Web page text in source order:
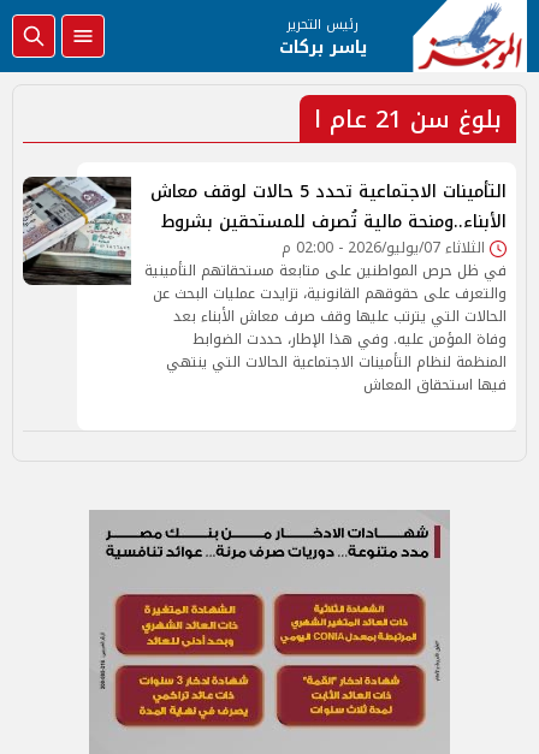
رئيس التحرير
ياسر بركات
بلوغ سن 21 عام ا
التأمينات الاجتماعية تحدد 5 حالات لوقف معاش
الأبناء..ومنحة مالية تُصرف للمستحقين بشروط
الثلاثاء 07/يوليو/2026 - 02:00 م
في ظل حرص المواطنين على متابعة مستحقاتهم التأمينية
والتعرف على حقوقهم القانونية، تزايدت عمليات البحث عن
الحالات التي يترتب عليها وقف صرف معاش الأبناء بعد
وفاة المؤمن عليه. وفي هذا الإطار، حددت الضوابط
المنظمة لنظام التأمينات الاجتماعية الحالات التي ينتهي
فيها استحقاق المعاش